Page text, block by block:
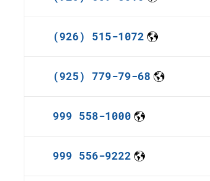
(926) 515-1072
(925) 779-79-68
999 558-1000
999 556-9222